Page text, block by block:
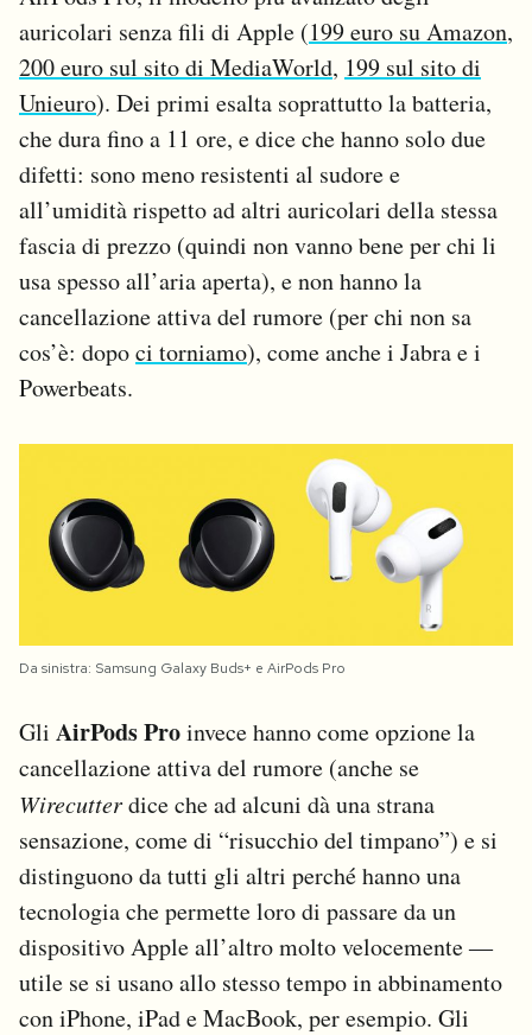
auricolari senza fili di Apple (199 euro su Amazon,
200 euro sul sito di MediaWorld, 199 sul sito di
Unieuro). Dei primi esalta soprattutto la batteria,
che dura fino a 11 ore, e dice che hanno solo due
difetti: sono meno resistenti al sudore e
all’umidità rispetto ad altri auricolari della stessa
fascia di prezzo (quindi non vanno bene per chi li
usa spesso all’aria aperta), e non hanno la
cancellazione attiva del rumore (per chi non sa
cos’è: dopoci torniamo), come anche i Jabra e i
Powerbeats.
Da sinistra: Samsung Galaxy Buds+ e AirPods Pro
Gli AirPods Proinvece hanno come opzione la
cancellazione attiva del rumore (anche se
Wirecutterdice che ad alcuni dà una strana
sensazione, come di “risucchio del timpano”) e si
distinguono da tutti gli altri perché hanno una
tecnologia che permette loro di passare da un
dispositivo Apple all’altro molto velocemente ―
utile se si usano allo stesso tempo in abbinamento
con iPhone, iPad e MacBook, per esempio. Gli